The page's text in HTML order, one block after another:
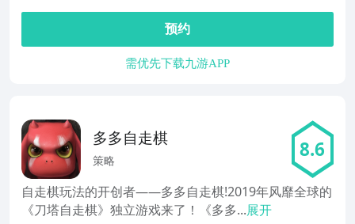
预约
需优先下载九游APP
多多自走棋
策略 8.6
自走棋玩法的开创者——多多自走棋!2019年风靡全球的
《刀塔自走棋》独立游戏来了！《多多...展开